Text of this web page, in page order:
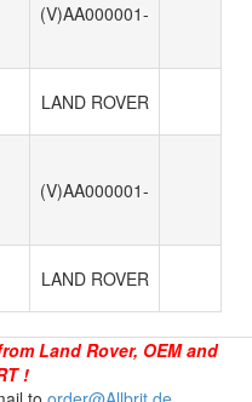
(V)AA000001-
LAND ROVER
(V)AA000001-
LAND ROVER
Land Rover, OEM and
!